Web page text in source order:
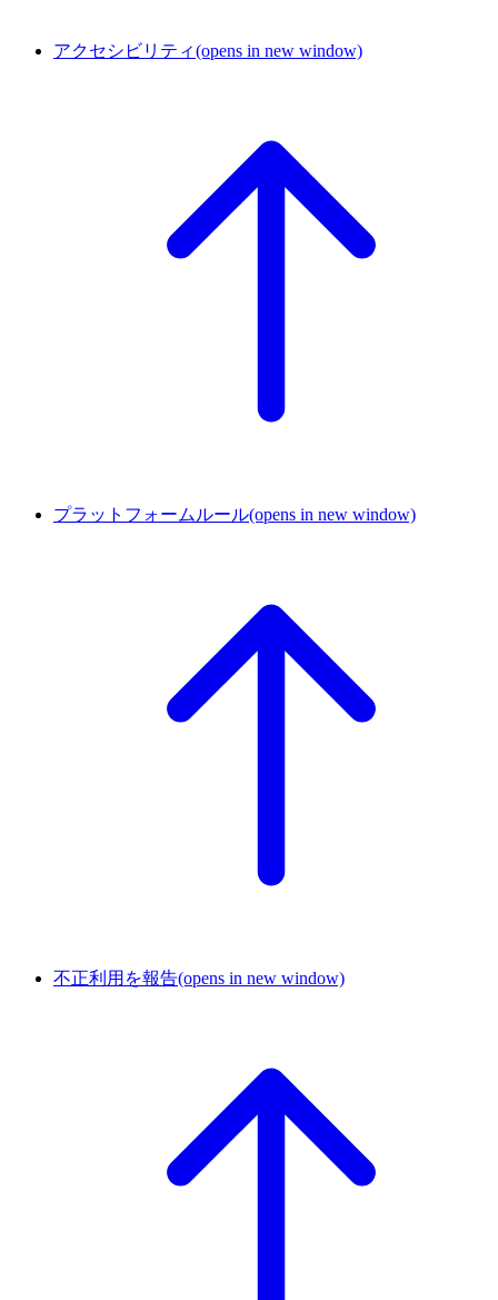
アクセシビリティ(opens in new window)
プラットフォームルール(opens in new window)
不正利用を報告(opens in new window)